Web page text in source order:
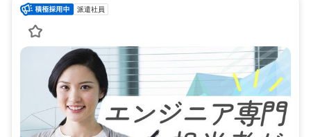
派遣社員